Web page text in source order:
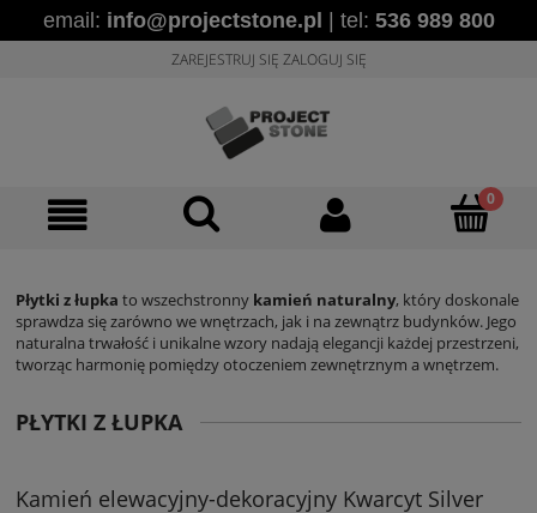
email: info@projectstone.pl | tel: 536 989 800
ZAREJESTRUJ SIĘ ZALOGUJ SIĘ
Płytki z łupka to wszechstronny kamień naturalny, który doskonale
sprawdza się zarówno we wnętrzach, jak i na zewnątrz budynków. Jego
naturalna trwałość i unikalne wzory nadają elegancji każdej przestrzeni,
tworząc harmonię pomiędzy otoczeniem zewnętrznym a wnętrzem.
PŁYTKI Z ŁUPKA
Kamień elewacyjny-dekoracyjny Kwarcyt Silver